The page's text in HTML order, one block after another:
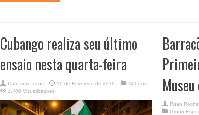
Cubango realiza seu último
ensaio nesta quarta-feira
Carnavalizados 19 de Fevereiro de 2019
Notícias
1,406 Visualizaçoes
Ruan Rocha
Grupo